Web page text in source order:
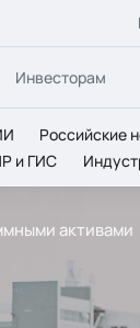
Инвесторам
Российские
и ГИС
активами